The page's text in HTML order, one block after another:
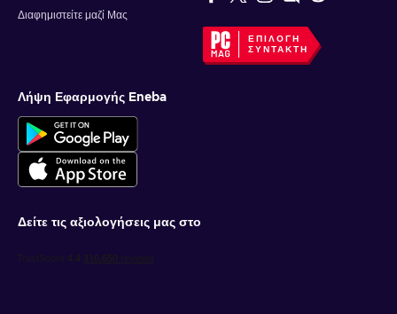
Διαφημιστείτε μαζί Μας
ΕΠΙΛΟΓΉ
ΣΥΝΤΆΚΤΗ
Λήψη Εφαρμογής Eneba
Δείτε τις αξιολογήσεις μας στο